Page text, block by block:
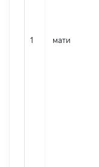
1 мати